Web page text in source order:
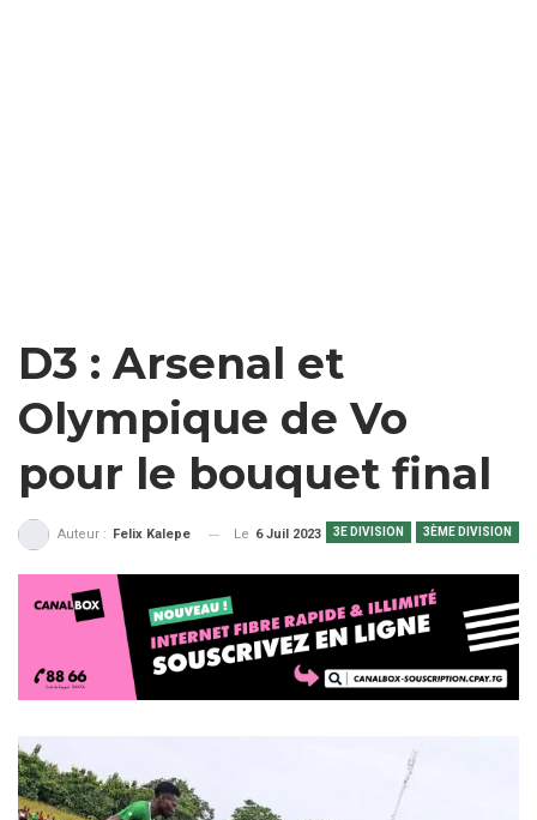
D3 : Arsenal et
Olympique de Vo
pour le bouquet final
3E DIVISION 3ÈME DIVISION
Auteur : Felix Kalepe Le 6 Juil 2023